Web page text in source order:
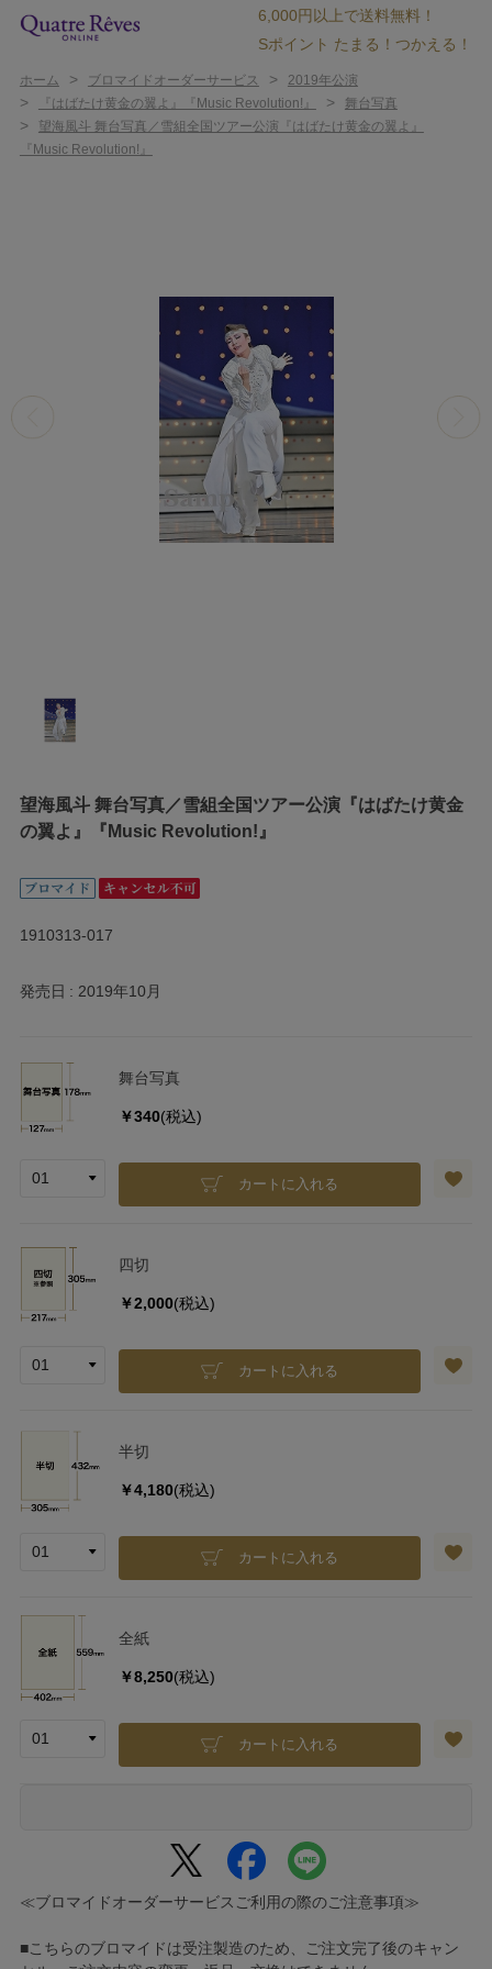
6,000円以上で送料無料！
Sポイント たまる！つかえる！
ホーム > ブロマイドオーダーサービス > 2019年公演
> 『はばたけ黄金の翼よ』『Music Revolution!』 > 舞台写真
>
望海風斗 舞台写真／雪組全国ツアー公演『はばたけ黄金の翼よ』
『Music Revolution!』
望海風斗 舞台写真／雪組全国ツアー公演『はばたけ黄金
の翼よ』『Music Revolution!』
1910313-017
発売日 2019年10月
舞台写真
￥340(税込)
カートに入れる
四切
￥2,000(税込)
カートに入れる
半切
￥4,180(税込)
カートに入れる
全紙
￥8,250(税込)
カートに入れる
≪ブロマイドオーダーサービスご利用の際のご注意事項≫
■こちらのブロマイドは受注製造のため、ご注文完了後のキャン